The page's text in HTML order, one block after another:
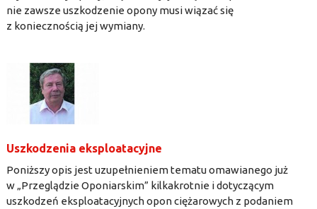
nie zawsze uszkodzenie opony musi wiązać się
z koniecznością jej wymiany.
Uszkodzenia eksploatacyjne
Poniższy opis jest uzupełnieniem tematu omawianego już
w „Przeglądzie Oponiarskim” kilkakrotnie i dotyczącym
uszkodzeń eksploatacyjnych opon ciężarowych z podaniem